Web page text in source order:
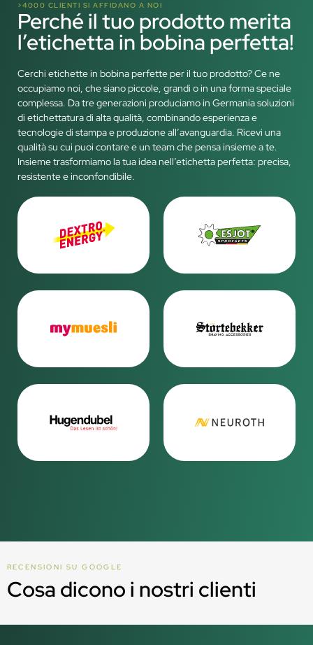
>4000 CLIENTI SI AFFIDANO A NOI
Perché il tuo prodotto merita
l’etichetta in bobina perfetta!
Cerchi etichette in bobina perfette per il tuo prodotto? Ce ne
occupiamo noi, che siano piccole, grandi o in una forma speciale
complessa. Da tre generazioni produciamo in Germania soluzioni
di etichettatura di alta qualità, combinando esperienza e
tecnologie di stampa e produzione all’avanguardia. Ricevi una
qualità su cui puoi contare e un team che pensa insieme a te.
Insieme trasformiamo la tua idea nell’etichetta perfetta: precisa,
resistente e inconfondibile.
RECENSIONI SU GOOGLE
Cosa dicono i nostri clienti